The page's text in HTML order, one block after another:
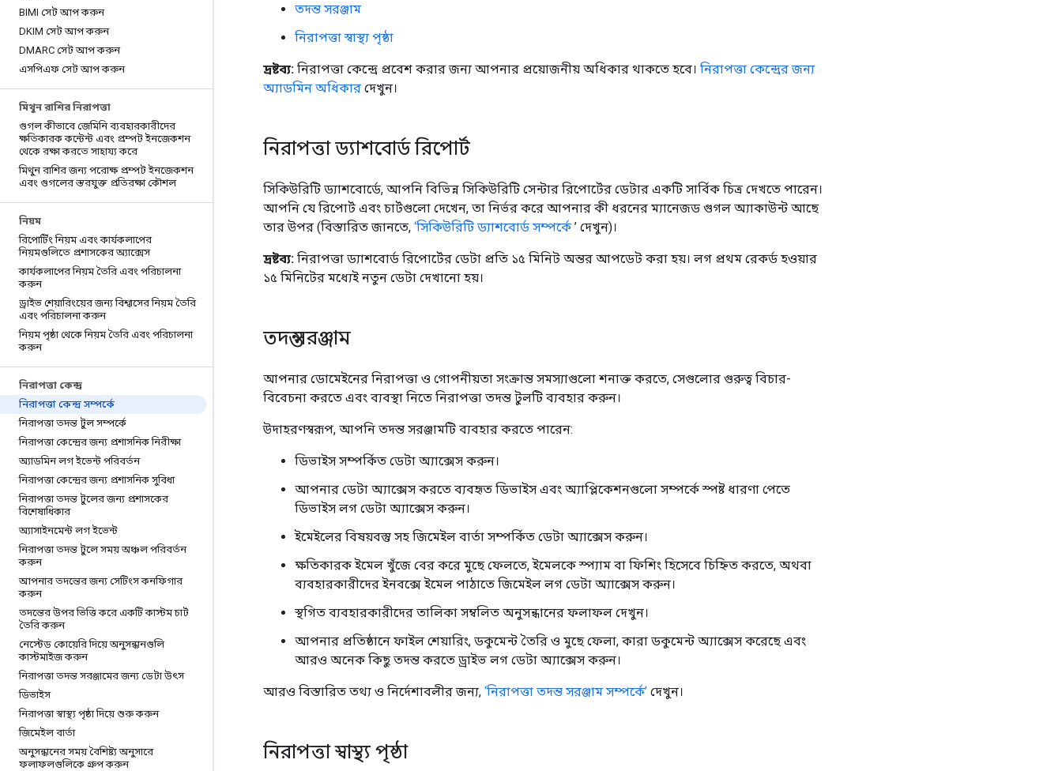
BIMI সেট আপ করুন
DKIM সেট আপ করুন
DMARC সেট আপ করুন
এসপিএফ সেট আপ করুন
মিথুন রাশির নিরাপত্তা
গুগল কীভাবে জেমিনি ব্যবহারকারীদের
ক্ষতিকারক কন্টেন্ট এবং প্রম্পট ইনজেকশন
থেকে রক্ষা করতে সাহায্য করে
মিথুন রাশির জন্য পরোক্ষ প্রম্পট ইনজেকশন
এবং গুগলের স্তরযুক্ত প্রতিরক্ষা কৌশল
নিয়ম
রিপোর্টিং নিয়ম এবং কার্যকলাপের
নিয়মগুলিতে প্রশাসকের অ্যাক্সেস
কার্যকলাপের নিয়ম তৈরি এবং পরিচালনা
করুন
ড্রাইভ শেয়ারিংয়ের জন্য বিশ্বাসের নিয়ম তৈরি
এবং পরিচালনা করুন
নিয়ম পৃষ্ঠা থেকে নিয়ম তৈরি এবং পরিচালনা
করুন
নিরাপত্তা কেন্দ্র
নিরাপত্তা কেন্দ্র সম্পর্কে
নিরাপত্তা তদন্ত টুল সম্পর্কে
নিরাপত্তা কেন্দ্রের জন্য প্রশাসনিক নিরীক্ষা
অ্যাডমিন লগ ইভেন্ট পরিবর্তন
নিরাপত্তা কেন্দ্রের জন্য প্রশাসনিক সুবিধা
নিরাপত্তা তদন্ত টুলের জন্য প্রশাসকের
বিশেষাধিকার
অ্যাসাইনমেন্ট লগ ইভেন্ট
নিরাপত্তা তদন্ত টুলে সময় অঞ্চল পরিবর্তন
করুন
আপনার তদন্তের জন্য সেটিংস কনফিগার
করুন
তদন্তের উপর ভিত্তি করে একটি কাস্টম চার্ট
তৈরি করুন
নেস্টেড কোয়েরি দিয়ে অনুসন্ধানগুলি
কাস্টমাইজ করুন
নিরাপত্তা তদন্ত সরঞ্জামের জন্য ডেটা উৎস
ডিভাইস
নিরাপত্তা স্বাস্থ্য পৃষ্ঠা দিয়ে শুরু করুন
জিমেইল বার্তা
অনুসন্ধানের সময় বৈশিষ্ট্য অনুসারে
ফলাফলগুলিকে গ্রুপ করুন
তদন্ত সরঞ্জাম
নিরাপত্তা স্বাস্থ্য পৃষ্ঠা
দ্রষ্টব্য: নিরাপত্তা কেন্দ্রে প্রবেশ করার জন্য আপনার প্রয়োজনীয় অধিকার থাকতে হবে। নিরাপত্তা কেন্দ্রের জন্য
অ্যাডমিন অধিকার দেখুন।
নিরাপত্তা ড্যাশবোর্ড রিপোর্ট
সিকিউরিটি ড্যাশবোর্ডে, আপনি বিভিন্ন সিকিউরিটি সেন্টার রিপোর্টের ডেটার একটি সার্বিক চিত্র দেখতে পারেন।
আপনি যে রিপোর্ট এবং চার্টগুলো দেখেন, তা নির্ভর করে আপনার কী ধরনের ম্যানেজড গুগল অ্যাকাউন্ট আছে
তার উপর (বিস্তারিত জানতে, ‘সিকিউরিটি ড্যাশবোর্ড সম্পর্কে ’ দেখুন)।
দ্রষ্টব্য: নিরাপত্তা ড্যাশবোর্ড রিপোর্টের ডেটা প্রতি ১৫ মিনিট অন্তর আপডেট করা হয়। লগ প্রথম রেকর্ড হওয়ার
১৫ মিনিটের মধ্যেই নতুন ডেটা দেখানো হয়।
তদন্ত সরঞ্জাম
আপনার ডোমেইনের নিরাপত্তা ও গোপনীয়তা সংক্রান্ত সমস্যাগুলো শনাক্ত করতে, সেগুলোর গুরুত্ব বিচার-
বিবেচনা করতে এবং ব্যবস্থা নিতে নিরাপত্তা তদন্ত টুলটি ব্যবহার করুন।
উদাহরণস্বরূপ, আপনি তদন্ত সরঞ্জামটি ব্যবহার করতে পারেন:
ডিভাইস সম্পর্কিত ডেটা অ্যাক্সেস করুন।
আপনার ডেটা অ্যাক্সেস করতে ব্যবহৃত ডিভাইস এবং অ্যাপ্লিকেশনগুলো সম্পর্কে স্পষ্ট ধারণা পেতে
ডিভাইস লগ ডেটা অ্যাক্সেস করুন।
ইমেইলের বিষয়বস্তু সহ জিমেইল বার্তা সম্পর্কিত ডেটা অ্যাক্সেস করুন।
ক্ষতিকারক ইমেল খুঁজে বের করে মুছে ফেলতে, ইমেলকে স্প্যাম বা ফিশিং হিসেবে চিহ্নিত করতে, অথবা
ব্যবহারকারীদের ইনবক্সে ইমেল পাঠাতে জিমেইল লগ ডেটা অ্যাক্সেস করুন।
স্থগিত ব্যবহারকারীদের তালিকা সম্বলিত অনুসন্ধানের ফলাফল দেখুন।
আপনার প্রতিষ্ঠানে ফাইল শেয়ারিং, ডকুমেন্ট তৈরি ও মুছে ফেলা, কারা ডকুমেন্ট অ্যাক্সেস করেছে এবং
আরও অনেক কিছু তদন্ত করতে ড্রাইভ লগ ডেটা অ্যাক্সেস করুন।
আরও বিস্তারিত তথ্য ও নির্দেশাবলীর জন্য, ‘নিরাপত্তা তদন্ত সরঞ্জাম সম্পর্কে’ দেখুন।
নিরাপত্তা স্বাস্থ্য পৃষ্ঠা